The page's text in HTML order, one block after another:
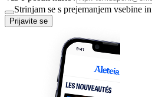
Strinjam se s prejemanjem vsebine in
Prijavite se